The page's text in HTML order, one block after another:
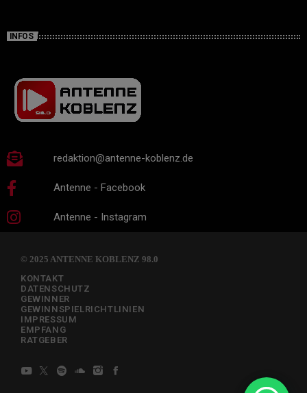
INFOS
redaktion@antenne-koblenz.de
Antenne - Facebook
Antenne - Instagram
© 2025 ANTENNE KOBLENZ 98.0
KONTAKT
DATENSCHUTZ
GEWINNER
GEWINNSPIELRICHTLINIEN
IMPRESSUM
EMPFANG
RATGEBER